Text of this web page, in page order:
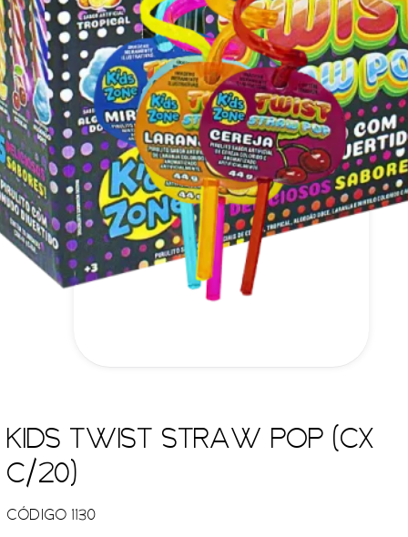
KIDS TWIST STRAW POP (CX
C/20)
CÓDIGO 1130